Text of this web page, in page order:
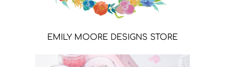
EMILY MOORE DESIGNS STORE